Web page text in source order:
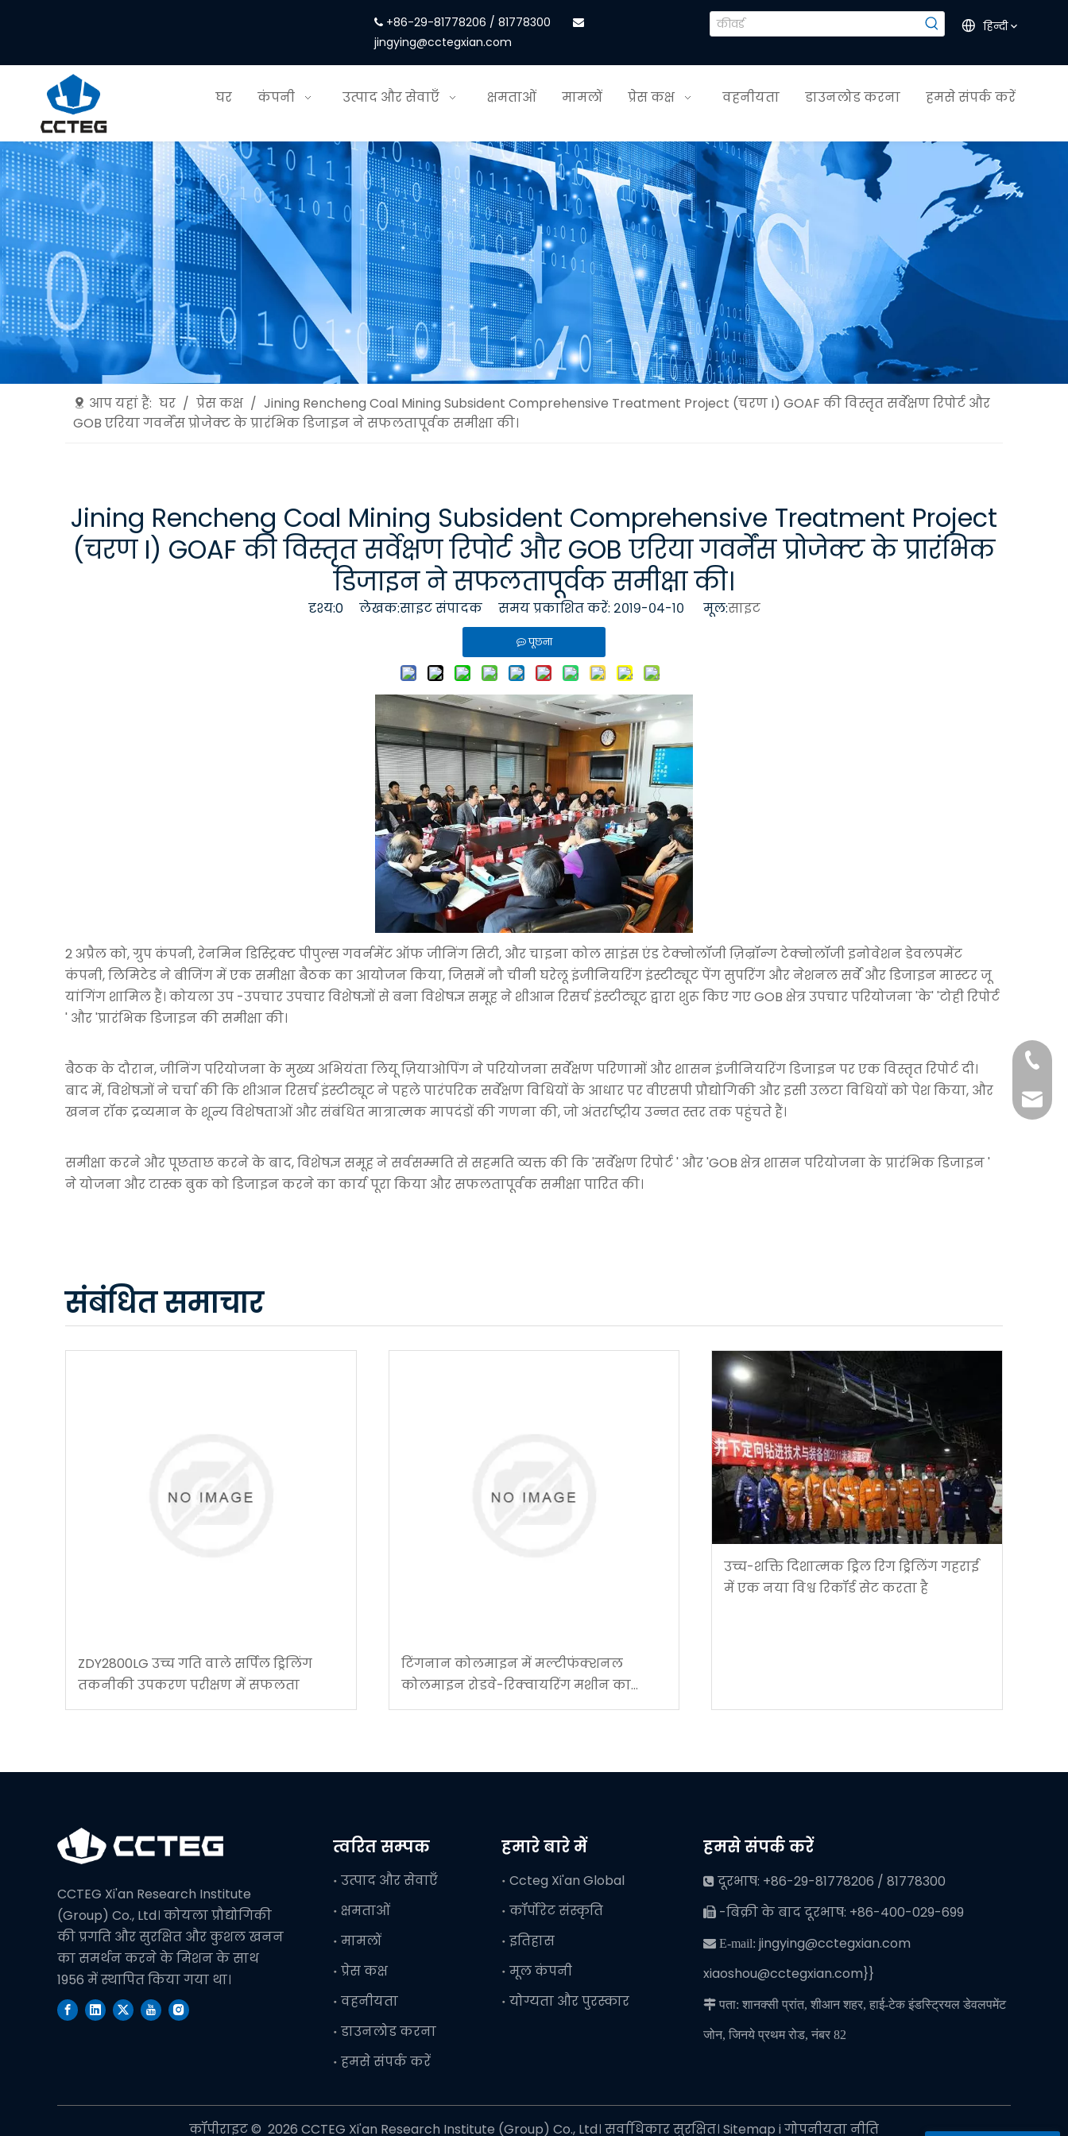
 +86-29-81778206 / 81778300
jingying@cctegxian.com
हिन्दी
घर कंपनी उत्पाद और सेवाएँ क्षमताओं मामलों प्रेस कक्ष वहनीयता डाउनलोड करना हमसे संपर्क करें
आप यहां हैं: घर / प्रेस कक्ष / Jining Rencheng Coal Mining Subsident Comprehensive Treatment Project (चरण I) GOAF की विस्तृत सर्वेक्षण रिपोर्ट और
GOB एरिया गवर्नेंस प्रोजेक्ट के प्रारंभिक डिजाइन ने सफलतापूर्वक समीक्षा की।
Jining Rencheng Coal Mining Subsident Comprehensive Treatment Project
(चरण I) GOAF की विस्तृत सर्वेक्षण रिपोर्ट और GOB एरिया गवर्नेंस प्रोजेक्ट के प्रारंभिक
डिजाइन ने सफलतापूर्वक समीक्षा की।
दृश्य:0लेखक:साइट संपादक समय प्रकाशित करें: २०१९-०४-१० मूल:साइट
पूछना
2 अप्रैल को, ग्रुप कंपनी, रेनमिन डिस्ट्रिक्ट पीपुल्स गवर्नमेंट ऑफ जीनिंग सिटी, और चाइना कोल साइंस एंड टेक्नोलॉजी ज़िन्रॉन्ग टेक्नोलॉजी इनोवेशन डेवलपमेंट
कंपनी, लिमिटेड ने बीजिंग में एक समीक्षा बैठक का आयोजन किया, जिसमें नौ चीनी घरेलू इंजीनियरिंग इंस्टीट्यूट पेंग सुपरिंग और नेशनल सर्वे और डिजाइन मास्टर जू
यांगिंग शामिल हैं। कोयला उप -उपचार उपचार विशेषज्ञों से बना विशेषज्ञ समूह ने शीआन रिसर्च इंस्टीट्यूट द्वारा शुरू किए गए GOB क्षेत्र उपचार परियोजना 'के' 'टोही रिपोर्ट
' और 'प्रारंभिक डिजाइन की समीक्षा की।
बैठक के दौरान, जीनिंग परियोजना के मुख्य अभियंता लियू ज़ियाओपिंग ने परियोजना सर्वेक्षण परिणामों और शासन इंजीनियरिंग डिजाइन पर एक विस्तृत रिपोर्ट दी।
बाद में, विशेषज्ञों ने चर्चा की कि शीआन रिसर्च इंस्टीट्यूट ने पहले पारंपरिक सर्वेक्षण विधियों के आधार पर वीएसपी प्रौद्योगिकी और इसी उलटा विधियों को पेश किया, और
खनन रॉक द्रव्यमान के शून्य विशेषताओं और संबंधित मात्रात्मक मापदंडों की गणना की, जो अंतर्राष्ट्रीय उन्नत स्तर तक पहुंचते हैं।
समीक्षा करने और पूछताछ करने के बाद, विशेषज्ञ समूह ने सर्वसम्मति से सहमति व्यक्त की कि 'सर्वेक्षण रिपोर्ट ' और 'GOB क्षेत्र शासन परियोजना के प्रारंभिक डिजाइन '
ने योजना और टास्क बुक को डिजाइन करने का कार्य पूरा किया और सफलतापूर्वक समीक्षा पारित की।
संबंधित समाचार
ZDY2800LG उच्च गति वाले सर्पिल ड्रिलिंग
तकनीकी उपकरण परीक्षण में सफलता
टिंगनान कोलमाइन में मल्टीफंक्शनल
कोलमाइन रोडवे-रिक्वायरिंग मशीन का
सफल अनुप्रयोग
उच्च-शक्ति दिशात्मक ड्रिल रिग ड्रिलिंग गहराई
में एक नया विश्व रिकॉर्ड सेट करता है
CCTEG Xi'an Research Institute
(Group) Co., Ltd। कोयला प्रौद्योगिकी
की प्रगति और सुरक्षित और कुशल खनन
का समर्थन करने के मिशन के साथ
1956 में स्थापित किया गया था।
त्वरित सम्पक
उत्पाद और सेवाएँ
क्षमताओं
मामलों
प्रेस कक्ष
वहनीयता
डाउनलोड करना
हमसे संपर्क करें
हमारे बारे में
Ccteg Xi'an Global
कॉर्पोरेट संस्कृति
इतिहास
मूल कंपनी
योग्यता और पुरस्कार
+86-
+86-
हमसे संपर्क करें
 दूरभाष: +86-29-81778206 / 81778300
 -बिक्री के बाद दूरभाष: +86-400-029-699
 E-mail:jingying@cctegxian.com
xiaoshou@cctegxian.com}}
 पता: शानक्सी प्रांत, शीआन शहर, हाई-टेक इंडस्ट्रियल डेवलपमेंट
जोन, जिनये प्रथम रोड, नंबर 82
कॉपीराइट © ️ 2026 CCTEG Xi'an Research Institute (Group) Co., Ltd। सर्वाधिकार सुरक्षित। Sitemap iगोपनीयता नीति